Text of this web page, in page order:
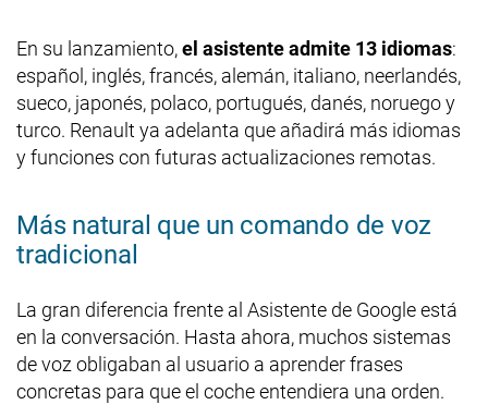
En su lanzamiento,el asistente admite 13 idiomas:
español, inglés, francés, alemán, italiano, neerlandés,
sueco, japonés, polaco, portugués, danés, noruego y
turco. Renault ya adelanta que añadirá más idiomas
y funciones con futuras actualizaciones remotas.
Más natural que un comando de voz
tradicional
La gran diferencia frente al Asistente de Google está
en la conversación. Hasta ahora, muchos sistemas
de voz obligaban al usuario a aprender frases
concretas para que el coche entendiera una orden.